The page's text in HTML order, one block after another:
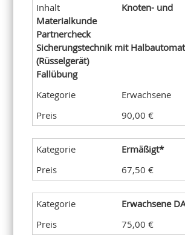
Knoten- und
Materialkunde
Partnercheck
Sicherungstechnik mit
(Rüsselgerät)
Fallübung
Erwachsene
90,00 €
Ermäßigt*
67,50 €
Erwachsene
75,00 €